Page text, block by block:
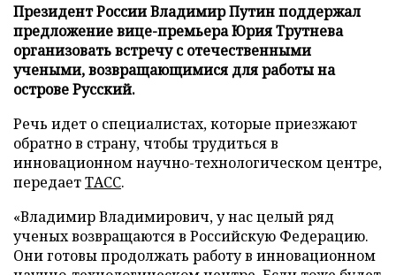
Президент России Владимир Путин поддержал
предложение вице-премьера Юрия Трутнева
организовать встречу с отечественными
учеными, возвращающимися для работы на
острове Русский.
Речь идет о специалистах, которые приезжают
обратно в страну, чтобы трудиться в
инновационном научно-технологическом центре,
передаетТАСС.
«Владимир Владимирович, у нас целый ряд
ученых возвращаются в Российскую Федерацию.
Они готовы продолжать работу в инновационном